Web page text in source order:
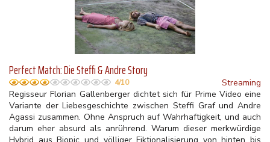
Perfect Match: Die Steffi & Andre Story
4/10
Streaming
Regisseur Florian Gallenberger dichtet sich für Prime Video eine
Variante der Liebesgeschichte zwischen Steffi Graf und Andre
Agassi zusammen. Ohne Anspruch auf Wahrhaftigkeit, und auch
darum eher absurd als anrührend. Warum dieser merkwürdige